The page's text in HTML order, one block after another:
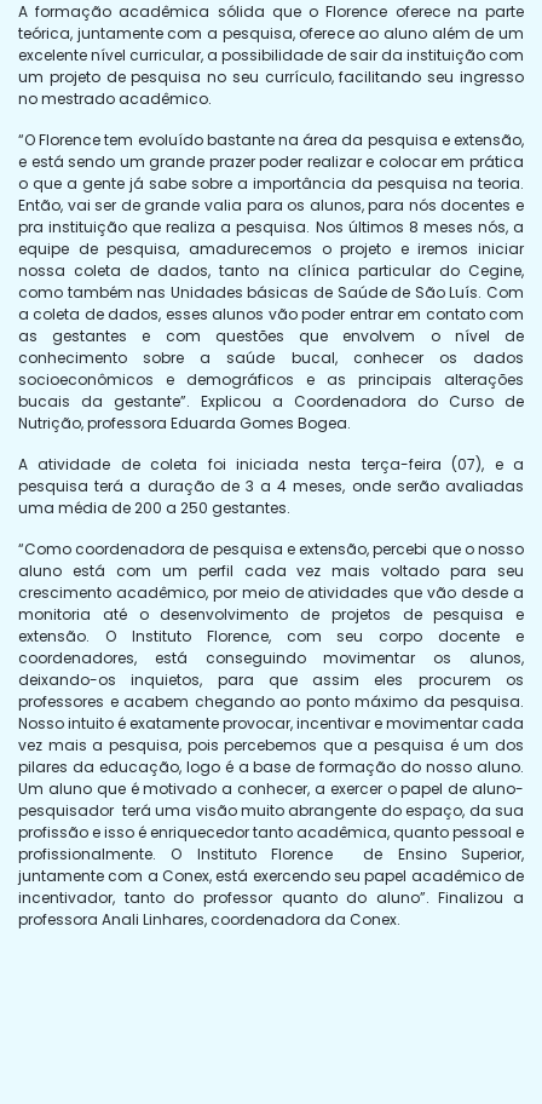
A formação acadêmica sólida que o Florence oferece na parte
teórica, juntamente com a pesquisa, oferece ao aluno além de um
excelente nível curricular, a possibilidade de sair da instituição com
um projeto de pesquisa no seu currículo, facilitando seu ingresso
no mestrado acadêmico.
“O Florence tem evoluído bastante na área da pesquisa e extensão,
e está sendo um grande prazer poder realizar e colocar em prática
o que a gente já sabe sobre a importância da pesquisa na teoria.
Então, vai ser de grande valia para os alunos, para nós docentes e
pra instituição que realiza a pesquisa. Nos últimos 8 meses nós, a
equipe de pesquisa, amadurecemos o projeto e iremos iniciar
nossa coleta de dados, tanto na clínica particular do Cegine,
como também nas Unidades básicas de Saúde de São Luís. Com
a coleta de dados, esses alunos vão poder entrar em contato com
as gestantes e com questões que envolvem o nível de
conhecimento sobre a saúde bucal, conhecer os dados
socioeconômicos e demográficos e as principais alterações
bucais da gestante”. Explicou a Coordenadora do Curso de
Nutrição, professora Eduarda Gomes Bogea.
A atividade de coleta foi iniciada nesta terça-feira (07), e a
pesquisa terá a duração de 3 a 4 meses, onde serão avaliadas
uma média de 200 a 250 gestantes.
“Como coordenadora de pesquisa e extensão, percebi que o nosso
aluno está com um perfil cada vez mais voltado para seu
crescimento acadêmico, por meio de atividades que vão desde a
monitoria até o desenvolvimento de projetos de pesquisa e
extensão. O Instituto Florence, com seu corpo docente e
coordenadores, está conseguindo movimentar os alunos,
deixando-os inquietos, para que assim eles procurem os
professores e acabem chegando ao ponto máximo da pesquisa.
Nosso intuito é exatamente provocar, incentivar e movimentar cada
vez mais a pesquisa, pois percebemos que a pesquisa é um dos
pilares da educação, logo é a base de formação do nosso aluno.
Um aluno que é motivado a conhecer, a exercer o papel de aluno-
pesquisador terá uma visão muito abrangente do espaço, da sua
profissão e isso é enriquecedor tanto acadêmica, quanto pessoal e
profissionalmente. O Instituto Florence de Ensino Superior,
juntamente com a Conex, está exercendo seu papel acadêmico de
incentivador, tanto do professor quanto do aluno”. Finalizou a
professora Anali Linhares, coordenadora da Conex.